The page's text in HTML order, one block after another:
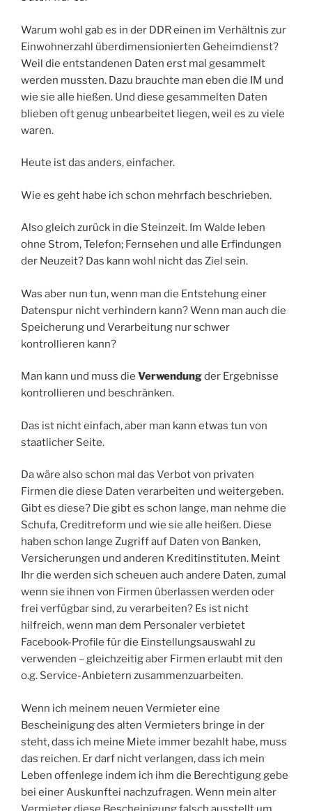
Warum wohl gab es in der DDR einen im Verhältnis zur
Einwohnerzahl überdimensionierten Geheimdienst?
Weil die entstandenen Daten erst mal gesammelt
werden mussten. Dazu brauchte man eben die IM und
wie sie alle hießen. Und diese gesammelten Daten
blieben oft genug unbearbeitet liegen, weil es zu viele
waren.
Heute ist das anders, einfacher.
Wie es geht habe ich schon mehrfach beschrieben.
Also gleich zurück in die Steinzeit. Im Walde leben
ohne Strom, Telefon; Fernsehen und alle Erfindungen
der Neuzeit? Das kann wohl nicht das Ziel sein.
Was aber nun tun, wenn man die Entstehung einer
Datenspur nicht verhindern kann? Wenn man auch die
Speicherung und Verarbeitung nur schwer
kontrollieren kann?
Man kann und muss die Verwendungder Ergebnisse
kontrollieren und beschränken.
Das ist nicht einfach, aber man kann etwas tun von
staatlicher Seite.
Da wäre also schon mal das Verbot von privaten
Firmen die diese Daten verarbeiten und weitergeben.
Gibt es diese? Die gibt es schon lange, man nehme die
Schufa, Creditreform und wie sie alle heißen. Diese
haben schon lange Zugriff auf Daten von Banken,
Versicherungen und anderen Kreditinstituten. Meint
Ihr die werden sich scheuen auch andere Daten, zumal
wenn sie ihnen von Firmen überlassen werden oder
frei verfügbar sind, zu verarbeiten? Es ist nicht
hilfreich, wenn man dem Personaler verbietet
Facebook-Profile für die Einstellungsauswahl zu
verwenden – gleichzeitig aber Firmen erlaubt mit den
o.g. Service-Anbietern zusammenzuarbeiten.
Wenn ich meinem neuen Vermieter eine
Bescheinigung des alten Vermieters bringe in der
steht, dass ich meine Miete immer bezahlt habe, muss
das reichen. Er darf nicht verlangen, dass ich mein
Leben offenlege indem ich ihm die Berechtigung gebe
bei einer Auskunftei nachzufragen. Wenn mein alter